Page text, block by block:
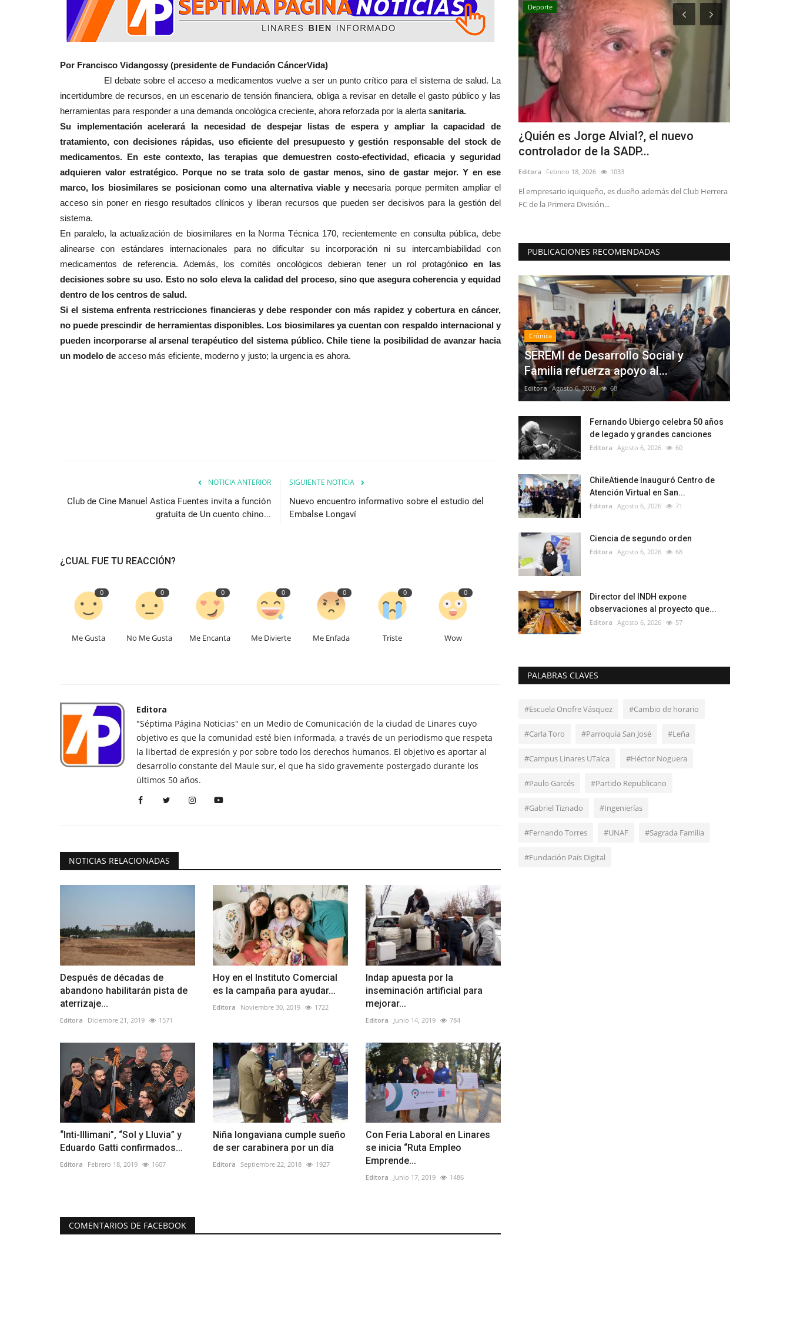
Por Francisco Vidangossy (presidente de Fundación CáncerVida)
El debate sobre el acceso a medicamentos vuelve a ser un punto crítico para el sistema de salud. La
incertidumbre de recursos, en un escenario de tensión financiera, obliga a revisar en detalle el gasto público y las
herramientas para responder a una demanda oncológica creciente, ahora reforzada por la alerta sanitaria.
Su implementación acelerará la necesidad de despejar listas de espera y ampliar la capacidad de
tratamiento, con decisiones rápidas, uso eficiente del presupuesto y gestión responsable del stock de
medicamentos. En este contexto, las terapias que demuestren costo-efectividad, eficacia y seguridad
adquieren valor estratégico. Porque no se trata solo de gastar menos, sino de gastar mejor. Y en ese
marco, los biosimilares se posicionan como una alternativa viable y necesaria porque permiten ampliar el
acceso sin poner en riesgo resultados clínicos y liberan recursos que pueden ser decisivos para la gestión del
sistema.
En paralelo, la actualización de biosimilares en la Norma Técnica 170, recientemente en consulta pública, debe
alinearse con estándares internacionales para no dificultar su incorporación ni su intercambiabilidad con
medicamentos de referencia. Además, los comités oncológicos debieran tener un rol protagónico en las
decisiones sobre su uso. Esto no solo eleva la calidad del proceso, sino que asegura coherencia y equidad
dentro de los centros de salud.
Si el sistema enfrenta restricciones financieras y debe responder con más rapidez y cobertura en cáncer,
no puede prescindir de herramientas disponibles. Los biosimilares ya cuentan con respaldo internacional y
pueden incorporarse al arsenal terapéutico del sistema público. Chile tiene la posibilidad de avanzar hacia
un modelo de acceso más eficiente, moderno y justo; la urgencia es ahora.
NOTICIA ANTERIOR
Club de Cine Manuel Astica Fuentes invita a función
gratuita de Un cuento chino...
SIGUIENTE NOTICIA
Nuevo encuentro informativo sobre el estudio del
Embalse Longaví
¿CUAL FUE TU REACCIÓN?
0
Me Gusta
0
No Me Gusta
0
Me Encanta
0
Me Divierte
0
Me Enfada
0
Triste
0
Wow
Editora
"Séptima Página Noticias" en un Medio de Comunicación de la ciudad de Linares cuyo
objetivo es que la comunidad esté bien informada, a través de un periodismo que respeta
la libertad de expresión y por sobre todo los derechos humanos. El objetivo es aportar al
desarrollo constante del Maule sur, el que ha sido gravemente postergado durante los
últimos 50 años.
NOTICIAS RELACIONADAS
Después de décadas de
abandono habilitarán pista de
aterrizaje...
Editora Diciembre 21, 2019 1571
Hoy en el Instituto Comercial
es la campaña para ayudar...
Editora Noviembre 30, 2019 1722
Indap apuesta por la
inseminación artificial para
mejorar...
Editora Junio 14, 2019 784
“Inti-Illimani”, “Sol y Lluvia” y
Eduardo Gatti confirmados...
Editora Febrero 18, 2019 1607
Niña longaviana cumple sueño
de ser carabinera por un día
Editora Septiembre 22, 2018 1927
Con Feria Laboral en Linares
se inicia “Ruta Empleo
Emprende...
Editora Junio 17, 2019 1486
COMENTARIOS DE FACEBOOK
Tribunales
(VIDEO) Prisión preventiva para dos
imputados por crimen...
Editora Mayo 18, 2026 529
Los hechos ocurrieron en abril del año pasado en la vía
pública
Política
Cuatro concejales linarenses presentan
segunda acusación...
Editora Julio 29, 2026 400
"El rol de un concejal es velar por la probidad y la
transparencia, y ante auditorías...
Deporte
¿Quién es Jorge Alvial?, el nuevo
controlador de la SADP...
Editora Febrero 18, 2026 1033
El empresario iquiqueño, es dueño además del Club Herrera
FC de la Primera División...
PUBLICACIONES RECOMENDADAS
Crónica
SEREMI de Desarrollo Social y
Familia refuerza apoyo al...
Editora Agosto 6, 2026 68
Fernando Ubiergo celebra 50 años
de legado y grandes canciones
Editora Agosto 6, 2026 60
ChileAtiende Inauguró Centro de
Atención Virtual en San...
Editora Agosto 6, 2026 71
Ciencia de segundo orden
Editora Agosto 6, 2026 68
Director del INDH expone
observaciones al proyecto que...
Editora Agosto 6, 2026 57
PALABRAS CLAVES
#Escuela Onofre Vásquez #Cambio de horario
#Carla Toro #Parroquia San José #Leña
#Campus Linares UTalca #Héctor Noguera
#Paulo Garcés #Partido Republicano
#Gabriel Tiznado #Ingenierías
#Fernando Torres #UNAF #Sagrada Familia
#Fundación País Digital